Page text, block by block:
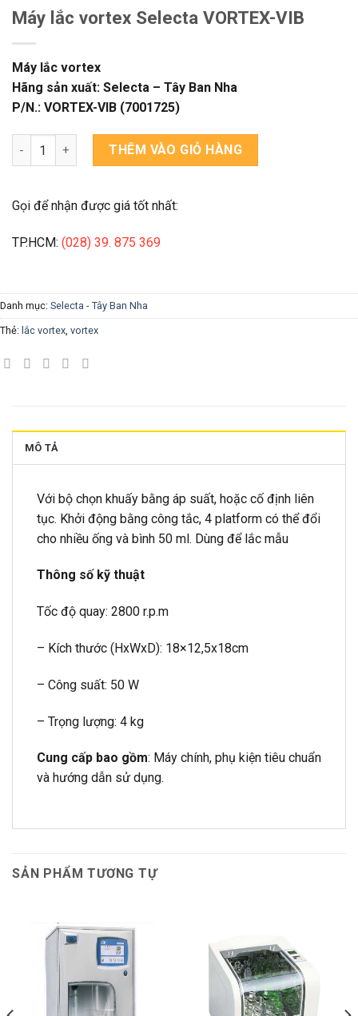
Máy lắc vortex Selecta VORTEX-VIB
Máy lắc vortex
Hãng sản xuất: Selecta – Tây Ban Nha
P/N.: VORTEX-VIB (7001725)
Máy lắc vortex Selecta VORTEX-VIB số lượng
THÊM VÀO GIỎ HÀNG
Gọi để nhận được giá tốt nhất:
TP.HCM: (028) 39. 875 369
Danh mục: Selecta - Tây Ban Nha
Thẻ: lắc vortex vortex
MÔ TẢ
Với bộ chọn khuấy bằng áp suất, hoặc cố định liên
tục. Khởi động bằng công tắc, 4 platform có thể đổi
cho nhiều ống và bình 50 ml. Dùng để lắc mẫu
Thông số kỹ thuật
Tốc độ quay: 2800 r.p.m
– Kích thước (HxWxD): 18×12,5x18cm
– Công suất: 50 W
– Trọng lượng: 4 kg
Cung cấp bao gồm: Máy chính, phụ kiện tiêu chuẩn
và hướng dẫn sử dụng.
SẢN PHẨM TƯƠNG TỰ